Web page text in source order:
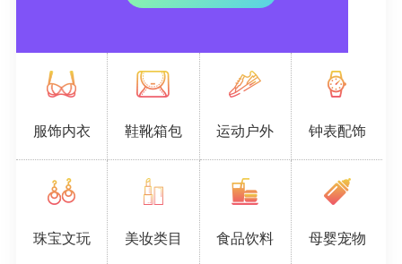
服饰内衣 鞋靴箱包 运动户外 钟表配饰
珠宝文玩 美妆类目 食品饮料 母婴宠物